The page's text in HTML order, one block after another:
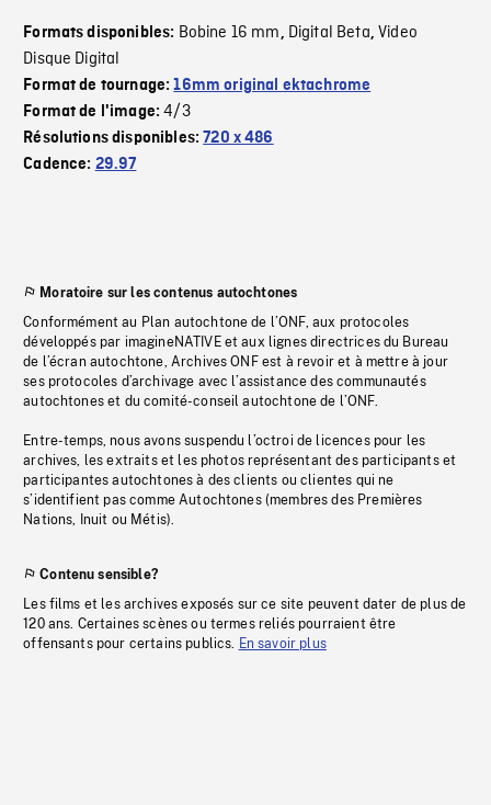
Formats disponibles: Bobine 16 mm, Digital Beta,Video
Disque Digital
Format de tournage:16mm original ektachrome
Format de l'image:4/3
Résolutions disponibles:720 x 486
Cadence: 29.97
Moratoire sur les contenus autochtones
Conformément au Plan autochtone de l’ONF, aux protocoles
développés par imagineNATIVE et aux lignes directrices du Bureau
de l’écran autochtone, Archives ONF est à revoir et à mettre à jour
ses protocoles d’archivage avec l’assistance des communautés
autochtones et du comité-conseil autochtone de l’ONF.
Entre-temps, nous avons suspendu l’octroi de licences pour les
archives, les extraits et les photos représentant des participants et
participantes autochtones à des clients ou clientes qui ne
s’identifient pas comme Autochtones (membres des Premières
Nations, Inuit ou Métis).
Contenu sensible?
Les films et les archives exposés sur ce site peuvent dater de plus de
120 ans. Certaines scènes ou termes reliés pourraient être
offensants pour certains publics. En savoir plus